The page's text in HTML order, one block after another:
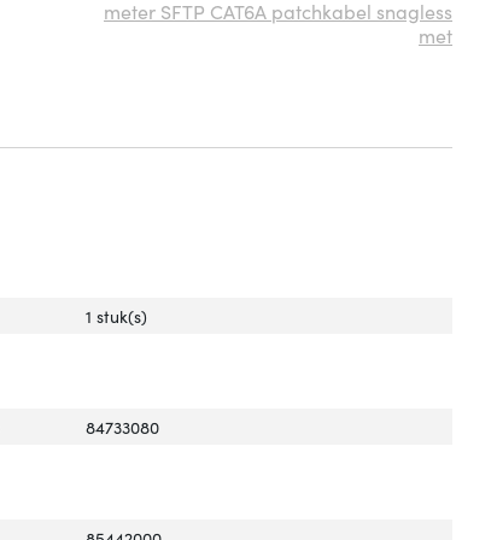
meter SFTP CAT6A patchkabel snagless
met
1 stuk(s)
84733080